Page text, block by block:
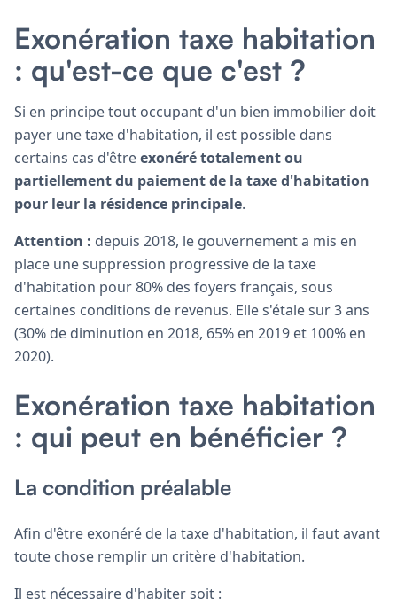
Exonération taxe habitation
: qu'est-ce que c'est ?
Si en principe tout occupant d'un bien immobilier doit
payer une taxe d'habitation, il est possible dans
certains cas d'êtreexonéré totalement ou
partiellement du paiement de la taxe d'habitation
pour leur la résidence principale.
Attention : depuis 2018, le gouvernement a mis en
place une suppression progressive de la taxe
d'habitation pour 80% des foyers français, sous
certaines conditions de revenus. Elle s'étale sur 3 ans
(30% de diminution en 2018, 65% en 2019 et 100% en
2020).
Exonération taxe habitation
: qui peut en bénéficier ?
La condition préalable
Afin d'être exonéré de la taxe d'habitation, il faut avant
toute chose remplir un critère d'habitation.
Il est nécessaire d'habiter soit :